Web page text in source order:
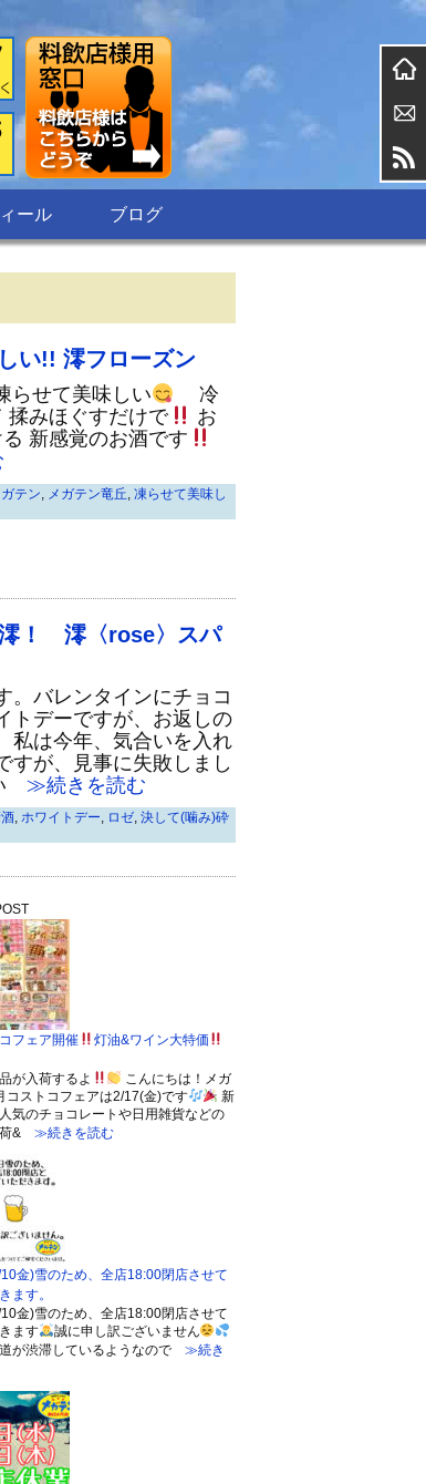
ール ブログ
い!! 澪フローズン
らせて美味しい
冷
揉みほぐすだけで
お
新感覚のお酒です
ガテン メガテン竜丘 凍らせて美味し
！ 澪〈rose〉スパ
バレンタインにチョコ
トデーですが、お返しの
は今年、気合いを入れ
すが、見事に失敗しまし
≫続きを読む
, ホワイトデー, ロゼ, 決して(噛み)砕
フェア開催 灯油&ワイン大特価
が入荷するよ
こんにちは！メガ
コストコフェアは2/17(金)です
新
気のチョコレートや日用雑貨などの
& ≫続きを読む
金)雪のため、全店18:00閉店させて
ます。
金)雪のため、全店18:00閉店させて
ます
誠に申し訳ございません
が渋滞しているようなので ≫続き